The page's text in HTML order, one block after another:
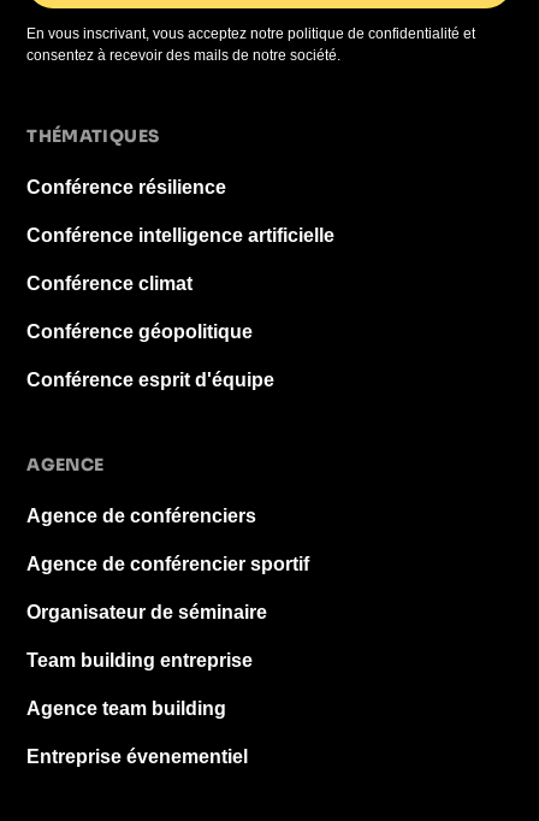
En vous inscrivant, vous acceptez notre politique de confidentialité et
consentez à recevoir des mails de notre société.
THÉMATIQUES
Conférence résilience
Conférence intelligence artificielle
Conférence climat
Conférence géopolitique
Conférence esprit d'équipe
AGENCE
Agence de conférenciers
Agence de conférencier sportif
Organisateur de séminaire
Team building entreprise
Agence team building
Entreprise évenementiel